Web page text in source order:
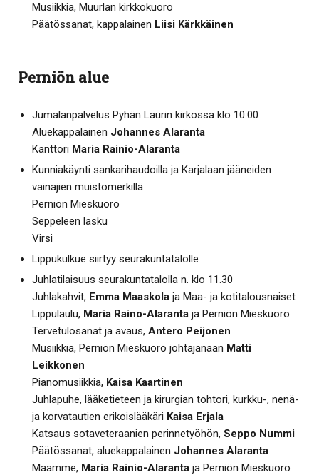
Musiikkia, Muurlan kirkkokuoro
Päätössanat, kappalainen Liisi Kärkkäinen
Perniön alue
Jumalanpalvelus Pyhän Laurin kirkossa klo 10.00
Aluekappalainen Johannes Alaranta
Kanttori Maria Rainio-Alaranta
Kunniakäynti sankarihaudoilla ja Karjalaan jääneiden
vainajien muistomerkillä
Perniön Mieskuoro
Seppeleen lasku
Virsi
Lippukulkue siirtyy seurakuntatalolle
Juhlatilaisuus seurakuntatalolla n. klo 11.30
Juhlakahvit, Emma Maaskola ja Maa- ja kotitalousnaiset
Lippulaulu, Maria Raino-Alaranta ja Perniön Mieskuoro
Tervetulosanat ja avaus, Antero Peijonen
Musiikkia, Perniön Mieskuoro johtajanaan Matti
Leikkonen
Pianomusiikkia, Kaisa Kaartinen
Juhlapuhe, lääketieteen ja kirurgian tohtori, kurkku-, nenä-
ja korvatautien erikoislääkäri Kaisa Erjala
Katsaus sotaveteraanien perinnetyöhön, Seppo Nummi
Päätössanat, aluekappalainen Johannes Alaranta
Maamme, Maria Rainio-Alaranta ja Perniön Mieskuoro